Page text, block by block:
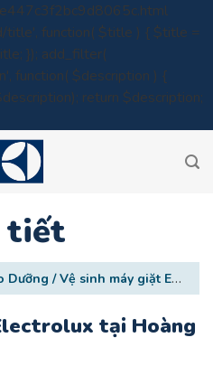
title', function( $title ) { $title =
}); add_filter(
function( $description ) {
return $description;
tiết
Dưỡng /Vệ sinh máy giặt Electrolux tại Hoàng Mai uy tín, giá rẻ
tại Hoàng